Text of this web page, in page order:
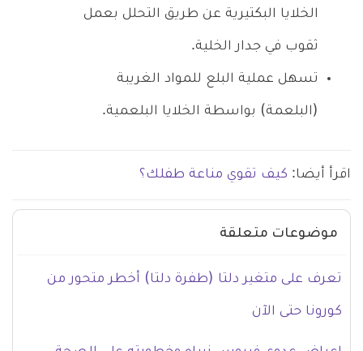
الخلايا البكتيرية عن طريق التحلل بعمل
ثقوب في جدار الخلية.
تسهل عملية البلع للمواد الغريبة
(البلعمة) بواسطة الخلايا البلعمية.
اقرأ أيضا: كيف تقوي مناعة طفلك؟
موضوعات متعلقة
تعرف على متغير دلتا (طفرة دلتا) أخطر متحور من
كورونا حتى الآن